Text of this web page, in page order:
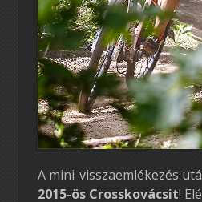
A mini-visszaemlékezés
2015-ös Crosskovácsit!